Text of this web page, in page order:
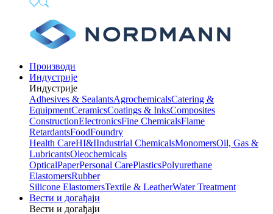
Производи
Индустрије
Индустрије
Adhesives & SealantsAgrochemicalsCatering &
EquipmentCeramicsCoatings & InksComposites
ConstructionElectronicsFine ChemicalsFlame
RetardantsFoodFoundry
Health CareHI&IIndustrial ChemicalsMonomersOil, Gas &
LubricantsOleochemicals
OpticalPaperPersonal CarePlasticsPolyurethane
ElastomersRubber
Silicone ElastomersTextile & LeatherWater Treatment
Вести и догађаји
Вести и догађаји